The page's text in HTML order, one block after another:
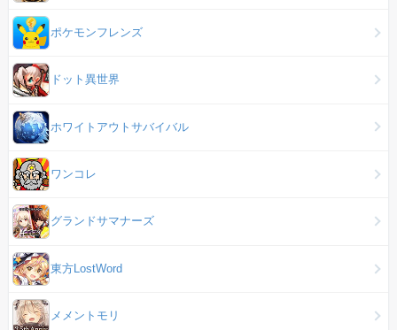
ポケモンフレンズ
ドット異世界
ホワイトアウトサバイバル
ワンコレ
グランドサマナーズ
東方LostWord
メメントモリ